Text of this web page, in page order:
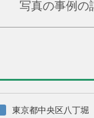
写真の事例の
東京都中央区八丁堀